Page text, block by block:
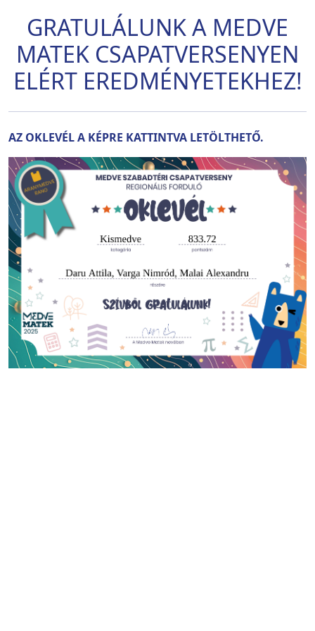
GRATULÁLUNK A MEDVE
MATEK CSAPATVERSENYEN
ELÉRT EREDMÉNYETEKHEZ!
AZ OKLEVÉL A KÉPRE KATTINTVA LETÖLTHETŐ.